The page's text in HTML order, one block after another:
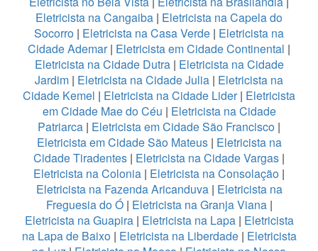
Eletricista na Cangaiba | Eletricista na Capela do
Socorro | Eletricista na Casa Verde | Eletricista na
Cidade Ademar| Eletricista em Cidade Continental |
Eletricista na Cidade Dutra | Eletricista na Cidade
Jardim | Eletricista na Cidade Julia | Eletricista na
Cidade Kemel | Eletricista na Cidade Lider| Eletricista
em Cidade Mae do Céu | Eletricista na Cidade
Patriarca | Eletricista em Cidade São Francisco |
Eletricista em Cidade São Mateus| Eletricista na
Cidade Tiradentes | Eletricista na Cidade Vargas |
Eletricista na Colonia | Eletricista na Consolação |
Eletricista na Fazenda Aricanduva| Eletricista na
Freguesia do Ó| Eletricista na Granja Viana|
Eletricista na Guapira| Eletricista na Lapa| Eletricista
na Lapa de Baixo | Eletricista na Liberdade | Eletricista